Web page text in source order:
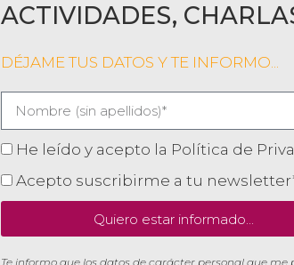
ACTIVIDADES,
DÉJAME TUS DATOS Y TE INFORMO...
He leído y acepto la Política de
Acepto suscribirme a tu
Quiero estar informado...
Te informo que los datos de carácter personal que